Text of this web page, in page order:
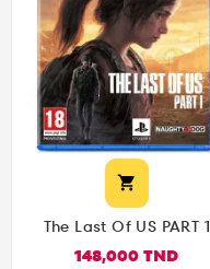

The Last Of US PART 1
148,000 TND